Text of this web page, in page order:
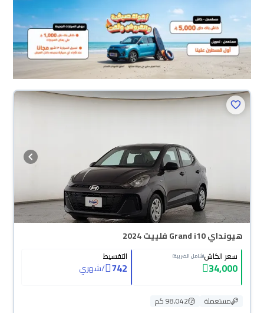
هيونداي Grand i10 فلييت 2024
سعر الكاش(شامل الضريبة)
34,000
التقسيط
742
/شهري
مستعملة
98,042 كم